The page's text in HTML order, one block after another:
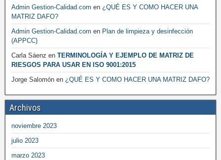
Admin Gestion-Calidad.com en ¿QUÉ ES Y COMO HACER UNA
MATRIZ DAFO?
Admin Gestion-Calidad.com en Plan de limpieza y desinfección
(APPCC)
Carla Sáenz en TERMINOLOGÍA Y EJEMPLO DE MATRIZ DE
RIESGOS PARA USAR EN ISO 9001:2015
Jorge Salomón en ¿QUÉ ES Y COMO HACER UNA MATRIZ DAFO?
Archivos
noviembre 2023
julio 2023
marzo 2023